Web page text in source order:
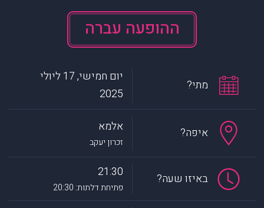
ההופעה עברה
מתי?
יום חמישי, 17 ליולי
2025
איפה? אלמא
זכרון יעקב
באיזו שעה? 21:30
פתיחת דלתות: 20:30